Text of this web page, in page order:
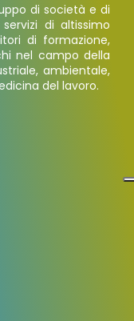
di società e di
di altissimo
di formazione,
nel campo della
ambientale,
del lavoro.